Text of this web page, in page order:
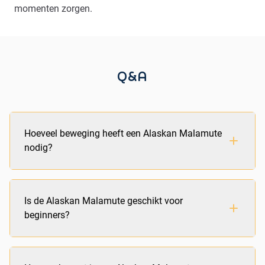
momenten zorgen.
Q&A
Hoeveel beweging heeft een Alaskan Malamute
nodig?
Een Alaskan Malamute heeft dagelijks intensieve
beweging nodig. Reken op minimaal 2 uur per dag,
activiteiten zoals sledehondensport of canicross.
Is de Alaskan Malamute geschikt voor
beginners?